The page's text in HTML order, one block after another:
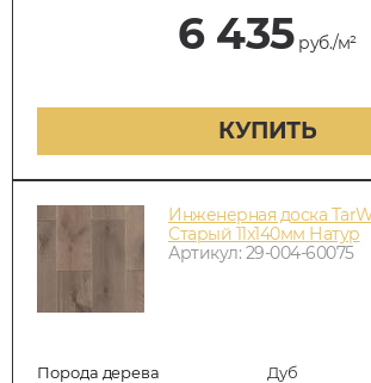
6 435руб./м²
КУПИТЬ
Инженерная доска
Старый 11х140мм Натур
Артикул: 29-004-60075
Порода дерева
Дуб